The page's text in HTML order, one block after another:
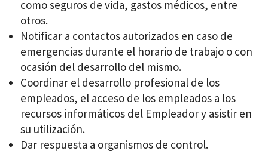
como seguros de vida, gastos médicos, entre
otros.
Notificar a contactos autorizados en caso de
emergencias durante el horario de trabajo o con
ocasión del desarrollo del mismo.
Coordinar el desarrollo profesional de los
empleados, el acceso de los empleados a los
recursos informáticos del Empleador y asistir en
su utilización.
Dar respuesta a organismos de control.